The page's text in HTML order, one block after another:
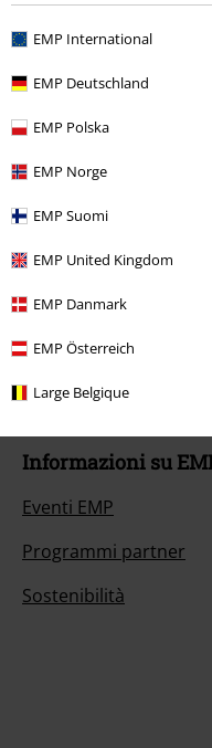
EMP International
EMP Deutschland
EMP Polska
EMP Norge
EMP Suomi
EMP United Kingdom
EMP Danmark
EMP Österreich
Large Belgique
Cancella la tua
Metodi di Pagamento
Offerte per te
Concorsi
Regala un buono EMP
Sconto EMP per
EMP Backstage Club
Informazioni su
Eventi EMP
Programmi partner
Sostenibilità